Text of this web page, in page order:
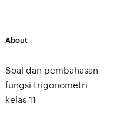
About
Soal dan pembahasan
fungsi trigonometri
kelas 11